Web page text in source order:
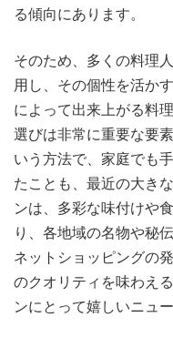
る傾向にあります。
そのため、多くの料理
用し、その個性を活か
によって出来上がる料
選びは非常に重要な要
いう方法で、家庭でも
たことも、最近の大き
ンは、多彩な味付けや
り、各地域の名物や秘
ネットショッピングの
のクオリティを味わえ
ンにとって嬉しいニュー